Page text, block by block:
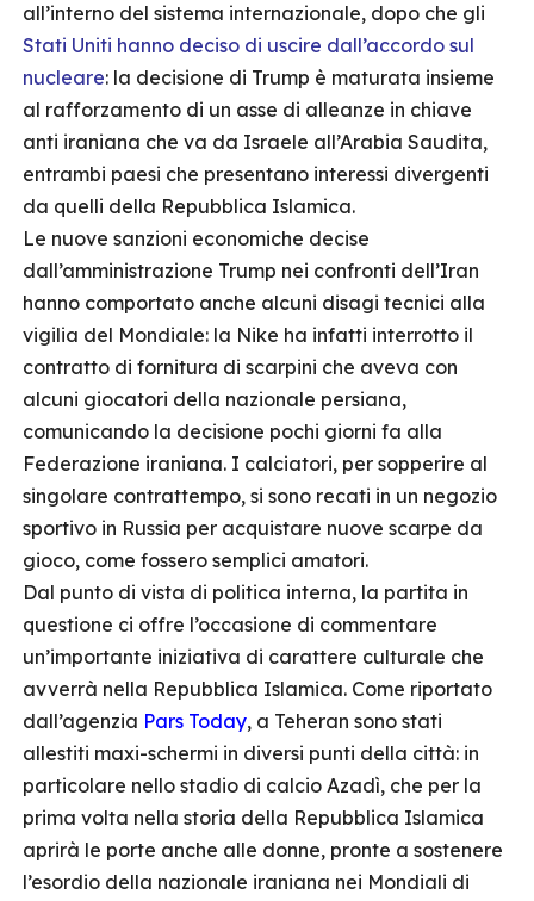
all’interno del sistema internazionale, dopo che gli
Stati Uniti hanno deciso di uscire dall’accordo sul
nucleare: la decisione di Trump è maturata insieme
al rafforzamento di un asse di alleanze in chiave
anti iraniana che va da Israele all’Arabia Saudita,
entrambi paesi che presentano interessi divergenti
da quelli della Repubblica Islamica.
Le nuove sanzioni economiche decise
dall’amministrazione Trump nei confronti dell’Iran
hanno comportato anche alcuni disagi tecnici alla
vigilia del Mondiale: la Nike ha infatti interrotto il
contratto di fornitura di scarpini che aveva con
alcuni giocatori della nazionale persiana,
comunicando la decisione pochi giorni fa alla
Federazione iraniana. I calciatori, per sopperire al
singolare contrattempo, si sono recati in un negozio
sportivo in Russia per acquistare nuove scarpe da
gioco, come fossero semplici amatori.
Dal punto di vista di politica interna, la partita in
questione ci offre l’occasione di commentare
un’importante iniziativa di carattere culturale che
avverrà nella Repubblica Islamica. Come riportato
dall’agenzia Pars Today, a Teheran sono stati
allestiti maxi-schermi in diversi punti della città: in
particolare nello stadio di calcio Azadì, che per la
prima volta nella storia della Repubblica Islamica
aprirà le porte anche alle donne, pronte a sostenere
l’esordio della nazionale iraniana nei Mondiali di